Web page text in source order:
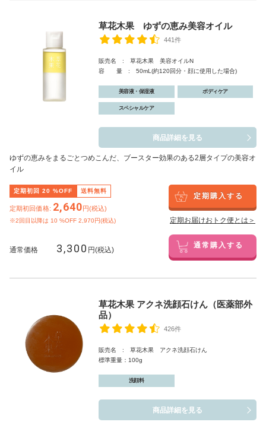
草花木果 ゆずの恵み美容オイル
441件
販売名 : 草花木果 美容オイルN
容 量 : 50mL(約120回分・顔に使用した場合)
美容液・保湿液 ボディケア
スペシャルケア
商品詳細を見る
ゆずの恵みをまるごとつめこんだ、ブースター効果のある2層タイプの美容オ
イル
定期初回 20 %OFF 送料無料
定期初回価格: 2,640円(税込)
※2回目以降は 10 %OFF 2,970円(税込)
定期購入する
定期お届けおトク便とは＞
通常価格 3,300 円(税込) 通常購入する
草花木果 アクネ洗顔石けん（医薬部外
品）
426件
販売名 : 草花木果 アクネ洗顔石けん
標準重量：100g
洗顔料
商品詳細を見る